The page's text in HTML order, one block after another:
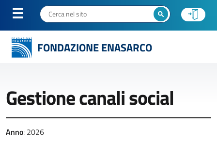
FONDAZIONE ENASARCO
Gestione canali social
Anno: 2026